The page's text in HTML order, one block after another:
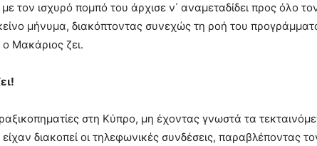
με τον ισχυρό πομπό του άρχισε ν΄ αναμεταδίδει προς όλο
μήνυμα, διακόπτοντας συνεχώς τη ροή του
ο Μακάριος ζει.
στη Κύπρο, μη έχοντας γνωστά τα
διακοπεί οι τηλεφωνικές συνδέσεις, παραβλέποντας